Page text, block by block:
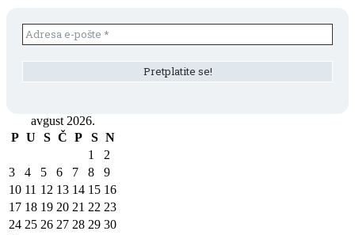
avgust 2026.
P U S Č P S N
1
2
3
4 5 6 7 8
9
10 11 12 13 14 15 16
17 18 19 20 21 22 23
24 25 26 27 28 29 30